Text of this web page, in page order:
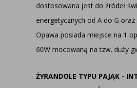
dostosowana jest do źródeł
energetycznych od A do G oraz
Opawa posiada miejsce na 1
60W mocowaną na tzw. duży
ŻYRANDOLE TYPU PAJĄK -